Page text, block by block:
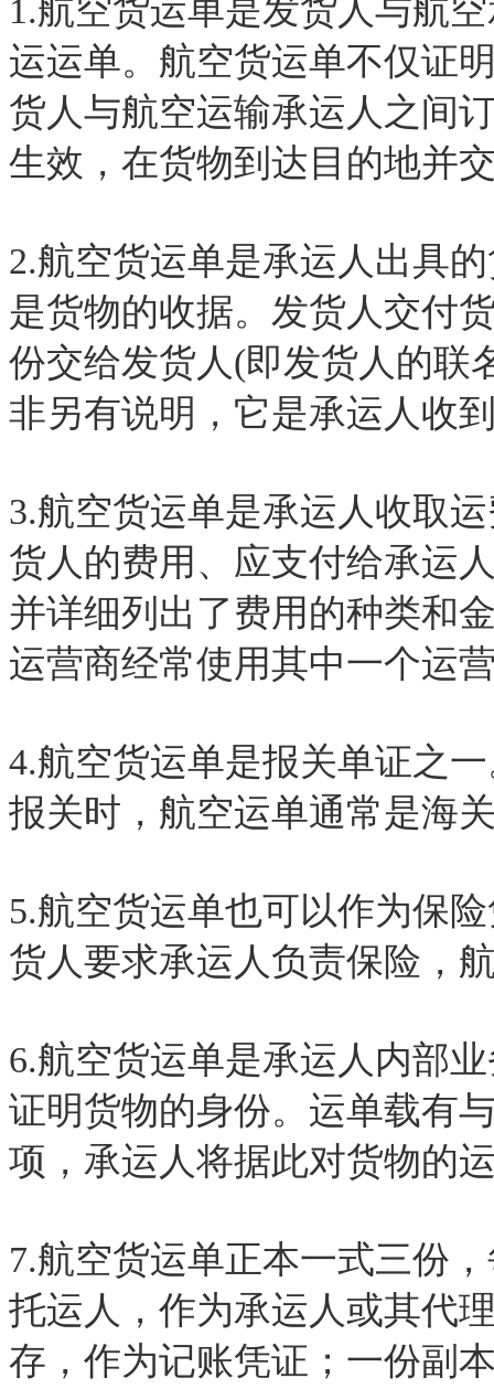
1.航空货运单是发货人与航
运运单。航空货运单不仅证
货人与航空运输承运人之间
生效，在货物到达目的地并
2.航空货运单是承运人出具
是货物的收据。发货人交付
份交给发货人(即发货人的联
非另有说明，它是承运人收
3.航空货运单是承运人收取
货人的费用、应支付给承运
并详细列出了费用的种类和
运营商经常使用其中一个运
4.航空货运单是报关单证之
报关时，航空运单通常是海
5.航空货运单也可以作为保
货人要求承运人负责保险，
6.航空货运单是承运人内部
证明货物的身份。运单载有
项，承运人将据此对货物的
7.航空货运单正本一式三份
托运人，作为承运人或其代
存，作为记账凭证；一份副